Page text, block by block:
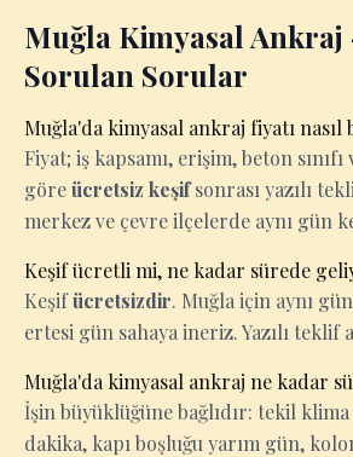
Muğla Kimyasal Ankraj
Sorulan Sorular
Muğla'da kimyasal ankraj fiyatı
Fiyat; iş kapsamı, erişim, beton
göreücretsiz keşifsonrası yazılı
merkez ve çevre ilçelerde aynı gün
Keşif ücretli mi, ne kadar sürede
Keşifücretsizdir. Muğla için aynı
ertesi gün sahaya ineriz. Yazılı teklif
Muğla'da kimyasal ankraj ne kadar
İşin büyüklüğüne bağlıdır: tekil klima
dakika, kapı boşluğu yarım gün,